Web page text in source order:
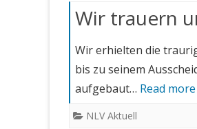
Wir trauern
Wir erhielten die
bis zu seinem
aufgebaut… Read more
NLV Aktuell